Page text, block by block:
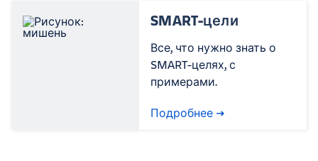
SMART-цели
Все, что нужно знать о
SMART-целях, с
примерами.
Подробнее